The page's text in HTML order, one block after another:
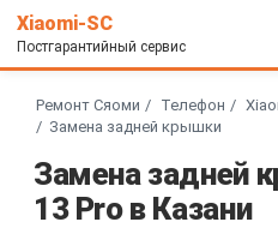
Xiaomi-SC
Постгарантийный сервис
Ремонт Сяоми Телефон
Замена задней крышки
Замена задней
13 Pro в Казани